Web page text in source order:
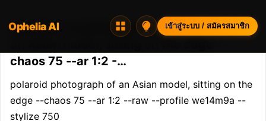
Opheliaai พรอมต์:polaroid photograph of
chaos 75 --ar 1:2 -…
polaroid photograph of an Asian model, sitting on the
edge --chaos 75 --ar 1:2 --raw --profile we14m9a --
stylize 750
Ophelia AI เข้าสู่ระบบ / สมัครสมาชิก